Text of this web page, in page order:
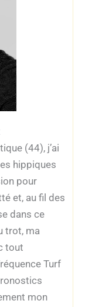
(44), j’ai
hippiques
pour
et, au fil des
dans ce
trot, ma
tout
Turf
mon